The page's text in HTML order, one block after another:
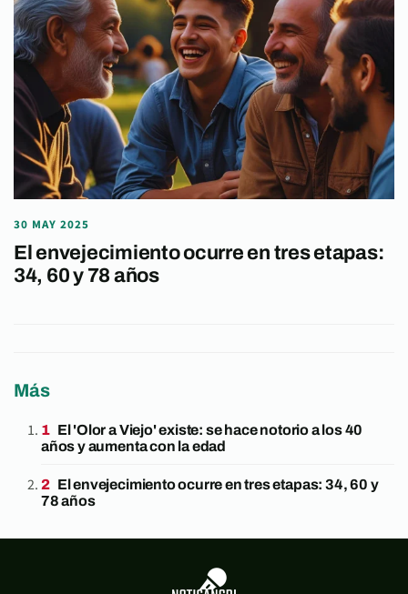
30 MAY 2025
El envejecimiento ocurre en tres etapas:
34, 60 y 78 años
Más
El 'Olor a Viejo' existe: se hace notorio a los 40
años y aumenta con la edad
El envejecimiento ocurre en tres etapas: 34, 60 y
78 años